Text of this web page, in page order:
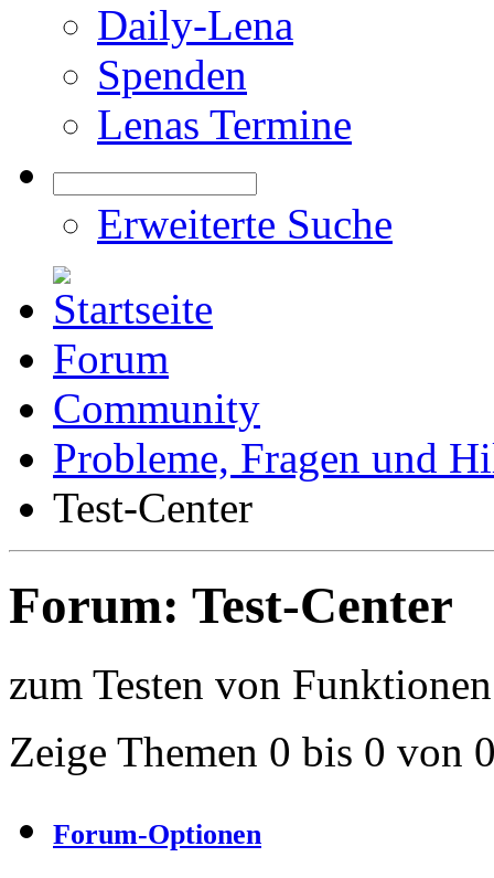
Daily-Lena
Spenden
Lenas Termine
Erweiterte Suche
Forum
Community
Probleme, Fragen und
Test-Center
Forum: Test-Center
zum Testen von Funktionen
Zeige Themen 0 bis 0 von
Forum-Optionen